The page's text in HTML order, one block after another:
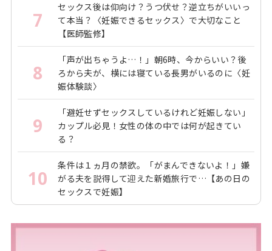
7
セックス後は仰向け？うつ伏せ？逆立ちがいいっ
て本当？〈妊娠できるセックス〉で大切なこと
【医師監修】
8
「声が出ちゃうよ…！」朝6時、今からいい？後
ろから夫が、横には寝ている長男がいるのに〈妊
娠体験談〉
9
「避妊せずセックスしているけれど妊娠しない」
カップル必見！女性の体の中では何が起きてい
る？
10
条件は１ヵ月の禁欲。「がまんできないよ！」嫌
がる夫を説得して迎えた新婚旅行で…【あの日の
セックスで妊娠】